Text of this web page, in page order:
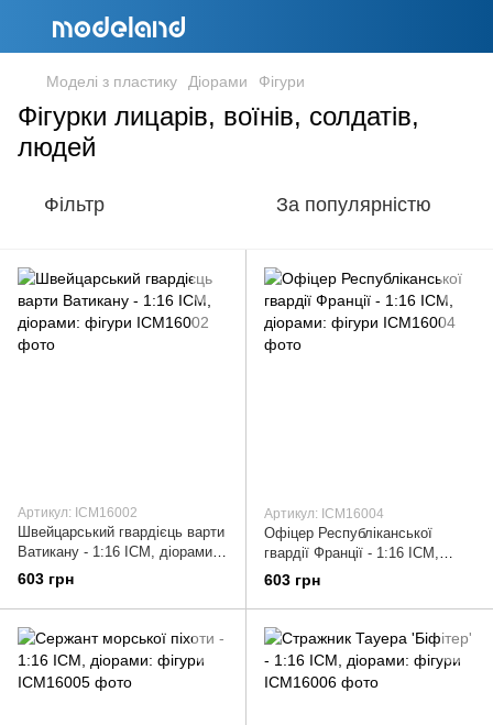
Моделі з пластику Діорами Фігури
Фігурки лицарів, воїнів, солдатів,
людей
Фільтр За популярністю
Артикул: ICM16002
Швейцарський гвардієць варти
Ватикану - 1:16 ICM, діорами:
фігури
603 грн
Артикул: ICM16004
Офіцер Республіканської
гвардії Франції - 1:16 ICM,
діорами: фігури
603 грн